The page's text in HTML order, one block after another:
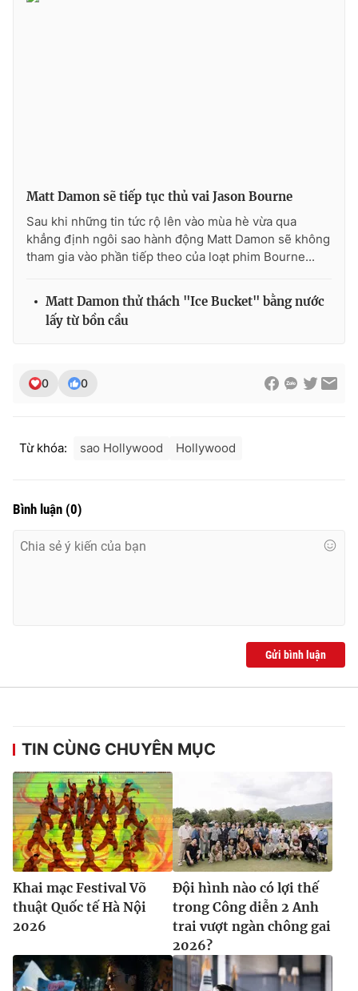
Cơ quan chủ quản:Đài Truyền hình Việt Nam
Cơ quan báo chí:Thời báo VTV
Giấy phép hoạt động báo in và báo điện tử số 483/GP-BTTTT
cấp ngày 29/12/2023
Phó Tổng Biên tập:Nguyễn Thị Mỹ Hạnh, Phạm Quốc Thắng,
Nguyễn Trọng Ninh
Ðiện thoại Thời báo VTV:
Email:toasoan@vtv.vn
thuận bằng văn bản. Ghi rõ nguồn VTV.vn khi phát hành lại
Matt Damon sẽ tiếp tục thủ vai Jason Bourne
Sau khi những tin tức rộ lên vào mùa hè vừa qua
khẳng định ngôi sao hành động Matt Damon sẽ không
tham gia vào phần tiếp theo của loạt phim Bourne...
Matt Damon thử thách "Ice Bucket" bằng nước
lấy từ bồn cầu
0 0
Từ khóa: sao Hollywood Hollywood
Bình luận (0)
Gửi bình luận
TIN CÙNG CHUYÊN MỤC
Khai mạc Festival Võ
thuật Quốc tế Hà Nội
2026
Đội hình nào có lợi thế
trong Công diễn 2 Anh
trai vượt ngàn chông gai
2026?